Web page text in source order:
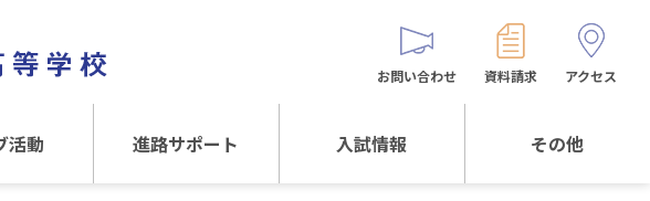
活動 進路サポート 入試情報 その他
お問い合わせ 資料請求 アクセス